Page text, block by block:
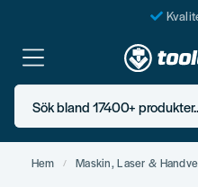
Fraktfritt
En
Butik
Sök bland 17400+ produkter..
Hem Maskin, Laser &